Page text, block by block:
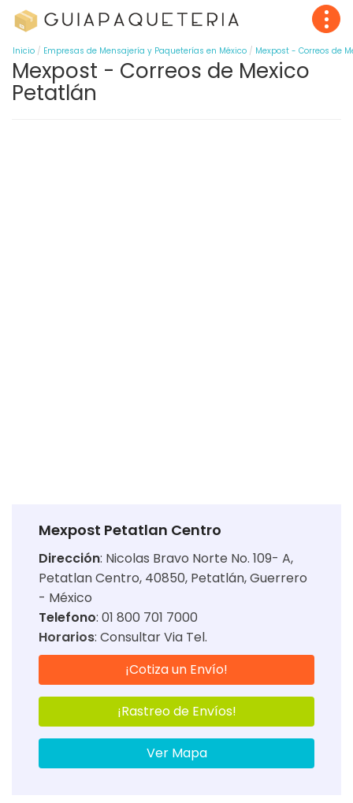
Inicio Empresas de Mensajería y Paqueterías en México Mexpost - Correos de
Mexpost - Correos de Mexico
Petatlán
Mexpost Petatlan Centro
Dirección: Nicolas Bravo Norte No. 109- A,
Petatlan Centro, 40850, Petatlán, Guerrero
- México
Telefono: 01 800 701 7000
Horarios: Consultar Via Tel.
¡Cotiza un Envío!
¡Rastreo de Envíos!
Ver Mapa